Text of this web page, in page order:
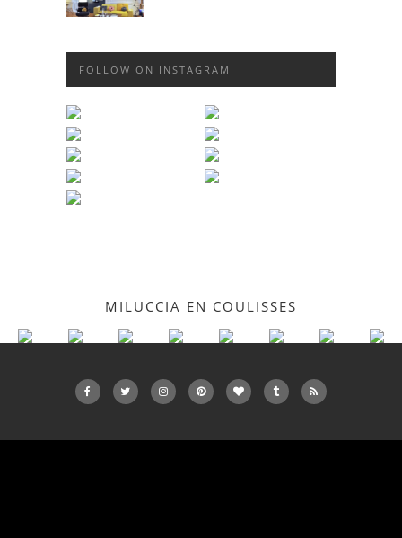
FOLLOW ON INSTAGRAM
MILUCCIA EN COULISSES